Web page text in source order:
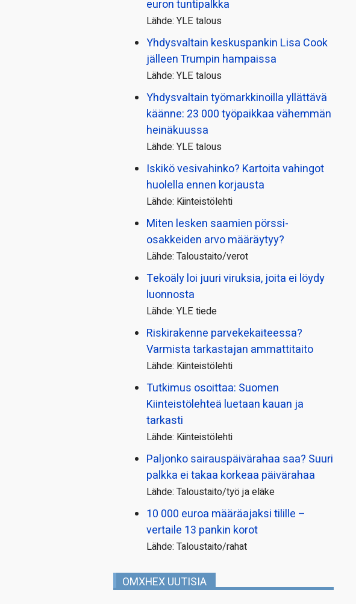
euron tuntipalkka
Lähde: YLE talous
Yhdysvaltain keskuspankin Lisa Cook
jälleen Trumpin hampaissa
Lähde: YLE talous
Yhdysvaltain työmarkkinoilla yllättävä
käänne: 23 000 työpaikkaa vähemmän
heinäkuussa
Lähde: YLE talous
Iskikö vesivahinko? Kartoita vahingot
huolella ennen korjausta
Lähde: Kiinteistölehti
Miten lesken saamien pörssi­
osakkeiden arvo määräytyy?
Lähde: Taloustaito/verot
Tekoäly loi juuri viruksia, joita ei löydy
luonnosta
Lähde: YLE tiede
Riskirakenne parvekekaiteessa?
Varmista tarkastajan ammattitaito
Lähde: Kiinteistölehti
Tutkimus osoittaa: Suomen
Kiinteistölehteä luetaan kauan ja
tarkasti
Lähde: Kiinteistölehti
Paljonko sairauspäivä­rahaa saa? Suuri
palkka ei takaa korkeaa päivärahaa
Lähde: Taloustaito/työ ja eläke
10 000 euroa määräajaksi tilille –
vertaile 13 pankin korot
Lähde: Taloustaito/rahat
OMXHEX UUTISIA